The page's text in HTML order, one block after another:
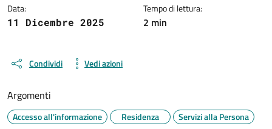
Data:
11 Dicembre 2025
Tempo di lettura:
2 min
Condividi Vedi azioni
Argomenti
Accesso all'informazione Residenza
Servizi alla Persona